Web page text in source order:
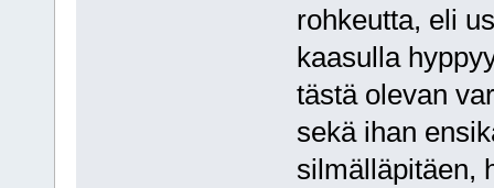
rohkeutta, eli
kaasulla
tästä olevan
sekä ihan
silmälläpitäen,